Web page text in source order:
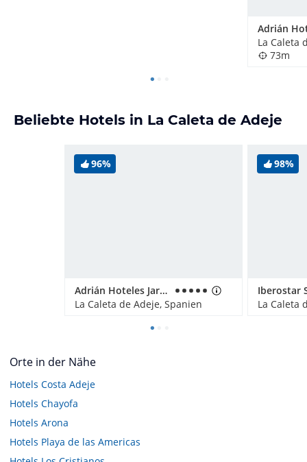
La Caleta
73m
Beliebte Hotels in La Caleta de Adeje
96%
Adrián Hoteles Jardines de Nivaria
La Caleta de Adeje, Spanien
98%
La Caleta
Orte in der Nähe
Hotels Costa Adeje
Hotels Chayofa
Hotels Arona
Hotels Playa de las Americas